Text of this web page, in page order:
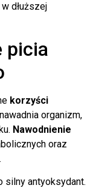
dłuższej
picia
korzyści
organizm,
Nawodnienie
oraz
silny antyoksydant.